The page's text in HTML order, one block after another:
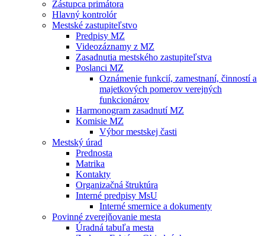
Zástupca primátora
Hlavný kontrolór
Mestské zastupiteľstvo
Predpisy MZ
Videozáznamy z MZ
Zasadnutia mestského zastupiteľstva
Poslanci MZ
Oznámenie funkcií, zamestnaní, činností a
majetkových pomerov verejných
funkcionárov
Harmonogram zasadnutí MZ
Komisie MZ
Výbor mestskej časti
Mestský úrad
Prednosta
Matrika
Kontakty
Organizačná štruktúra
Interné predpisy MsU
Interné smernice a dokumenty
Povinné zverejňovanie mesta
Úradná tabuľa mesta